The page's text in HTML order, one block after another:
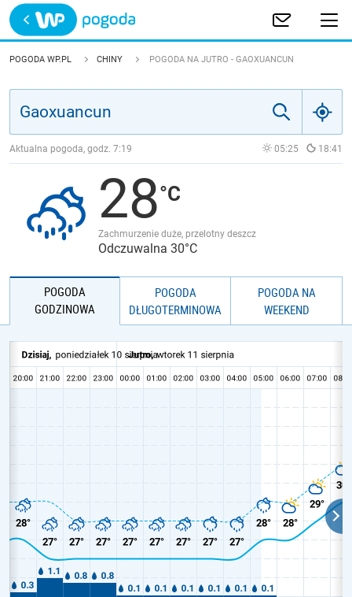
Trwa ładowanie
POLSKA
JAKOŚĆ POWIETRZA
POGODA WP.PL CHINY POGODA NA JUTRO - GAOXUANCUN
Aktualna pogoda, godz. 7:19 05:25 18:41
28
Zachmurzenie duże, przelotny deszcz
Odczuwalna 30°C
POGODA
GODZINOWA
POGODA
DŁUGOTERMINOWA
POGODA NA
WEEKEND